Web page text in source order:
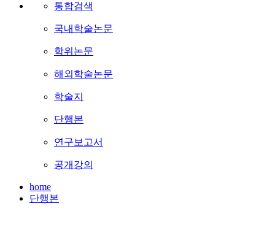
통합검색
국내학술논문
학위논문
해외학술논문
학술지
단행본
연구보고서
공개강의
home
단행본